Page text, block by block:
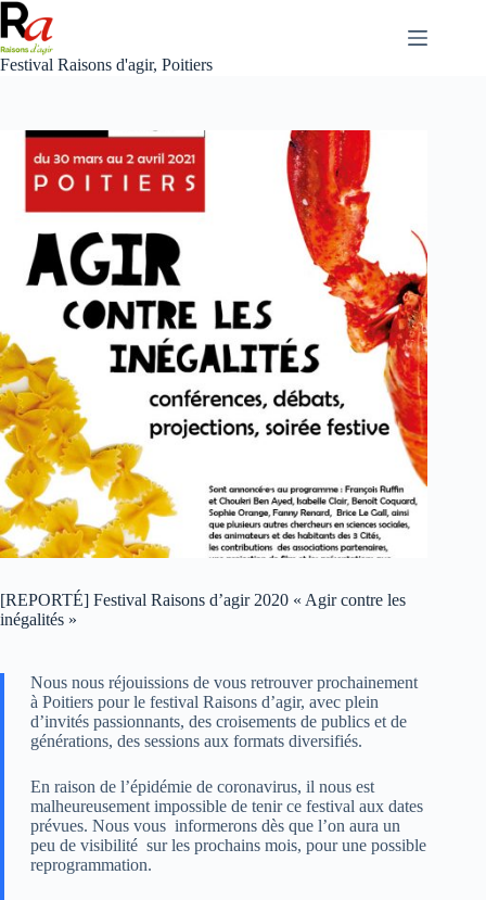
Skip
to
content
Festival Raisons d'agir, Poitiers
[REPORTÉ] Festival Raisons d’agir 2020 « Agir contre les
inégalités »
Nous nous réjouissions de vous retrouver prochainement
à Poitiers pour le festival Raisons d’agir, avec plein
d’invités passionnants, des croisements de publics et de
générations, des sessions aux formats diversifiés.
En raison de l’épidémie de coronavirus, il nous est
malheureusement impossible de tenir ce festival aux dates
prévues. Nous vous informerons dès que l’on aura un
peu de visibilité sur les prochains mois, pour une possible
reprogrammation.